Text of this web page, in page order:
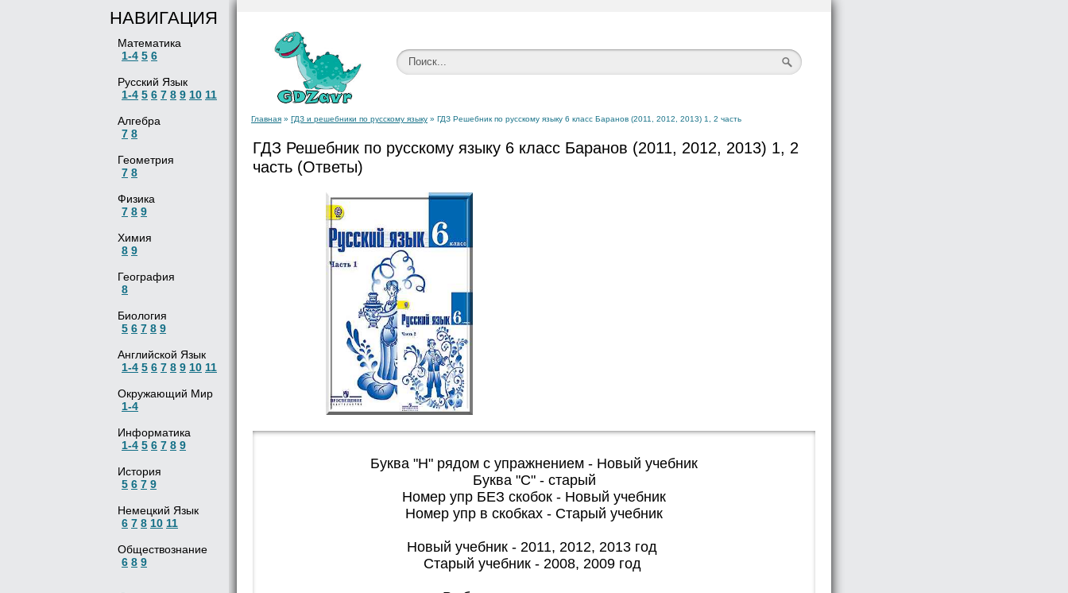
НАВИГАЦИЯ
Математика
1-4 5 6
Русский Язык
1-4 5 6 7 8 9 10 11
Алгебра
7 8
Геометрия
7 8
Физика
7 8 9
Химия
8 9
География
8
Биология
5 6 7 8 9
Английской Язык
1-4 5 6 7 8 9 10 11
Окружающий Мир
1-4
Информатика
1-4 5 6 7 8 9
История
5 6 7 9
Немецкий Язык
6 7 8 10 11
Обществознание
6 8 9
Главная » ГДЗ и решебники по русскому языку » ГДЗ Решебник по русскому языку 6 класс Баранов (2011, 2012, 2013) 1, 2 часть
ГДЗ Решебник по русскому языку 6 класс Баранов (2011, 2012, 2013) 1, 2
часть (Ответы)
Буква "Н" рядом с упражнением - Новый учебник
Буква "С" - старый
Номер упр БЕЗ скобок - Новый учебник
Номер упр в скобках - Старый учебник
Новый учебник - 2011, 2012, 2013 год
Старый учебник - 2008, 2009 год